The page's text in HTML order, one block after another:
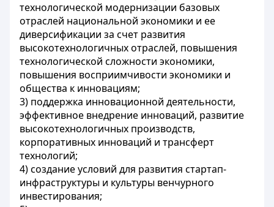
технологической модернизации базовых
отраслей национальной экономики и ее
диверсификации за счет развития
высокотехнологичных отраслей, повышения
технологической сложности экономики,
повышения восприимчивости экономики и
общества к инновациям;
3) поддержка инновационной деятельности,
эффективное внедрение инноваций, развитие
высокотехнологичных производств,
корпоративных инноваций и трансферт
технологий;
4) создание условий для развития стартап-
инфраструктуры и культуры венчурного
инвестирования;